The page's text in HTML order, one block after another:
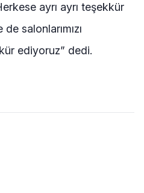
ayrı ayrı teşekkür
salonlarımızı
ediyoruz” dedi.